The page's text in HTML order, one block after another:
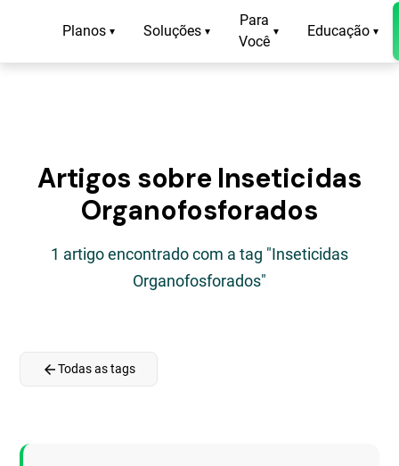
Planos ▾ Soluções ▾
Para
Você
▾ Educação ▾
Artigos sobre Inseticidas
Organofosforados
1 artigo encontrado com a tag "Inseticidas
Organofosforados"
arrow_backTodas as tags